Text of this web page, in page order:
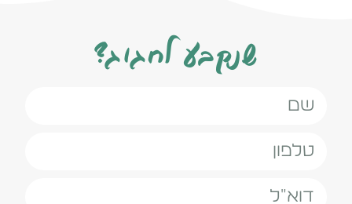
שנקבע לחגוג?